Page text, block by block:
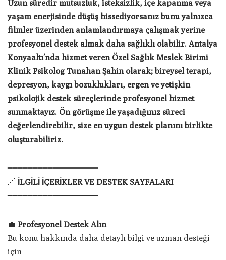
Uzun süredir mutsuzluk, isteksizlik, içe kapanma veya
yaşam enerjisinde düşüş hissediyorsanız bunu yalnızca
filmler üzerinden anlamlandırmaya çalışmak yerine
profesyonel destek almak daha sağlıklı olabilir. Antalya
Konyaaltı’nda hizmet veren Özel Sağlık Meslek Birimi
Klinik Psikolog Tunahan Şahin olarak; bireysel terapi,
depresyon, kaygı bozuklukları, ergen ve yetişkin
psikolojik destek süreçlerinde profesyonel hizmet
sunmaktayız. Ön görüşme ile yaşadığınız süreci
değerlendirebilir, size en uygun destek planını birlikte
oluşturabiliriz.
━━━━━━━━━━━━━━━━━━
🔗 İLGİLİ İÇERİKLER VE DESTEK SAYFALARI
━━━━━━━━━━━━━━━━━━
💼 Profesyonel Destek Alın
Bu konu hakkında daha detaylı bilgi ve uzman desteği
için